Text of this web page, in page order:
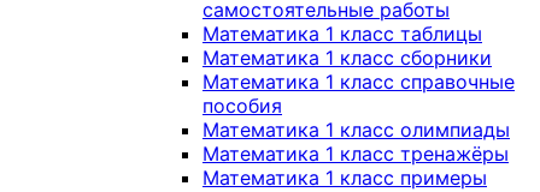
самостоятельные работы
Математика 1 класс таблицы
Математика 1 класс сборники
Математика 1 класс справочные
пособия
Математика 1 класс олимпиады
Математика 1 класс тренажёры
Математика 1 класс примеры